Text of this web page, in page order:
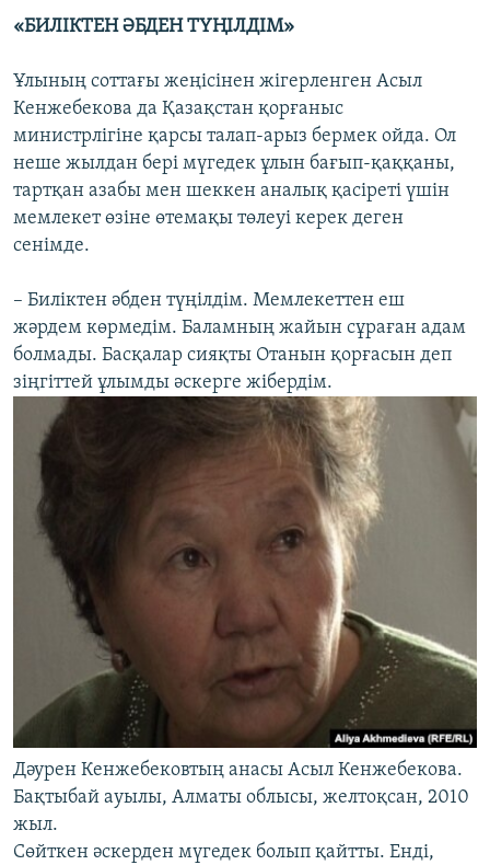
«БИЛІКТЕН ӘБДЕН ТҮҢІЛДІМ»
Ұлының соттағы жеңісінен жігерленген Асыл
Кенжебекова да Қазақстан қорғаныс
министрлігіне қарсы талап-арыз бермек ойда. Ол
неше жылдан бері мүгедек ұлын бағып-қаққаны,
тартқан азабы мен шеккен аналық қасіреті үшін
мемлекет өзіне өтемақы төлеуі керек деген
сенімде.
– Биліктен әбден түңілдім. Мемлекеттен еш
жәрдем көрмедім. Баламның жайын сұраған адам
болмады. Басқалар сияқты Отанын қорғасын деп
зіңгіттей ұлымды әскерге жібердім.
Дәурен Кенжебековтың анасы Асыл Кенжебекова.
Бақтыбай ауылы, Алматы облысы, желтоқсан, 2010
жыл.
Сөйткен әскерден мүгедек болып қайтты. Енді,